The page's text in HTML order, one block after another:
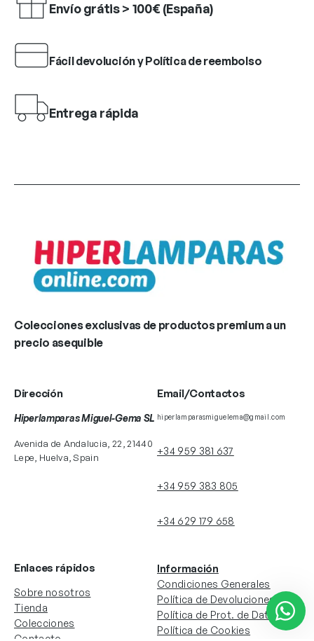
Envío grátis > 100€ (España)
Fácil devolución y Política de reembolso
Entrega rápida
Colecciones exclusivas de productos premium a un
precio asequible
Dirección
Hiperlamparas Miguel-Gema SL
Avenida de Andalucia, 22, 21440
Lepe, Huelva, Spain
Email/Contactos
hiperlamparasmiguelema@gmail.com
+34 959 381 637
+34 959 383 805
+34 629 179 658
Enlaces rápidos
Sobre nosotros
Tienda
Colecciones
Información
Condiciones Generales
Política de Devoluciones
Política de Prot. de Datos
Política de Cookies